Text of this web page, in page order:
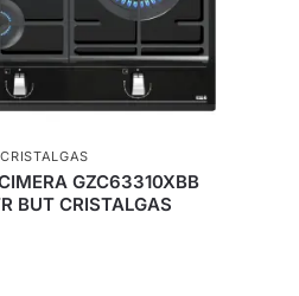
GZC63310XBB
BUT CRISTALGAS